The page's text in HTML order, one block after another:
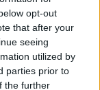
opt-out
that after your
seeing
utilized by
parties prior to
the further